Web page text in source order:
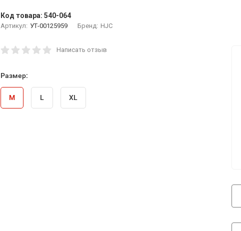
Код товара: 540-064
Артикул: УТ-00125959 Бренд: HJC
Написать отзыв
Размер:
M L XL